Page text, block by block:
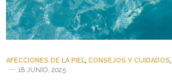
AFECCIONES DE LA PIEL, CONSEJOS Y CUIDADOS,
18 JUNIO, 2025